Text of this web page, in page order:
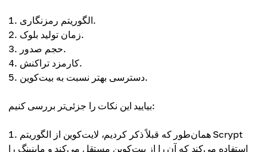
الگوریتم رمزنگاری.
زمان تولید بلوک.
حجم صدور.
کارمزد تراکنش.
دسترسی بهتر نسبت به بیت‌کوین.
بیایید این نکات را جزئی‌تر بررسی کنیم:
همان‌طور که قبلاً ذکر کردیم، لایت‌کوین از الگوریتم Scrypt
استفاده می‌کند که آن را از بیت‌کوین مستقل می‌کند و ماینینگ را